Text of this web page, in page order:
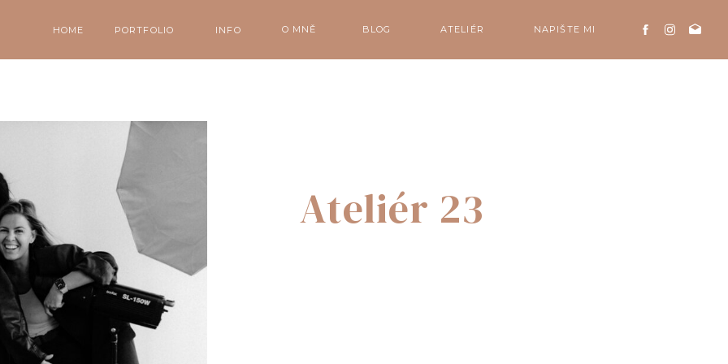
HOME O MNĚ
INFO
PORTFOLIO BLOG NAPIŠTE MI
ATELIÉR
Ateliér 23